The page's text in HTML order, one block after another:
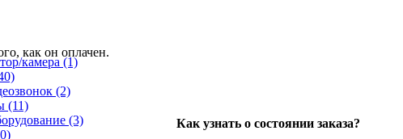
камера (1)
(2)
(11)
(3)
как он оплачен.
Как узнать о состоянии заказа?